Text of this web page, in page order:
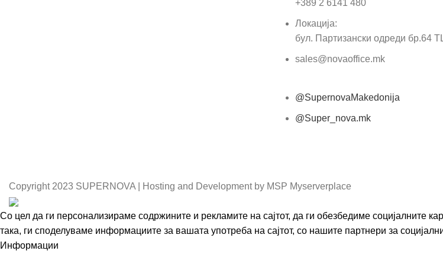
+389 2 6141 480
Локација:
бул. Партизански одреди бр.64
sales@novaoffice.mk
@SupernovaMakedonija
@Super_nova.mk
Copyright 2023 SUPERNOVA | Hosting and Development by MSP Myserverplace
Со цел да ги персонализираме содржините и рекламите на сајтот, да ги обезбедиме социјалните
така, ги споделуваме информациите за вашата употреба на сајтот, со нашите партнери за
Информации